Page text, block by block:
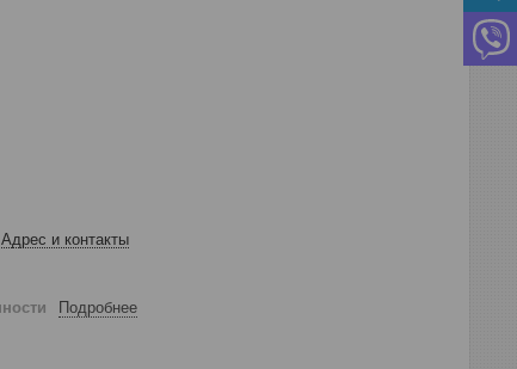
Адрес и контакты
Подробнее